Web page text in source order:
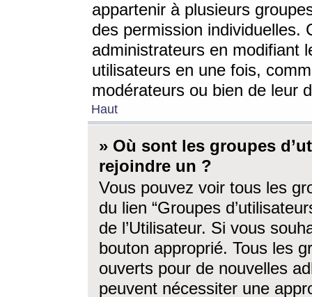
appartenir à plusieurs
des permission individuelles.
administrateurs en modifiant
utilisateurs en une fois,
modérateurs ou bien de leur
Haut
» Où sont les groupes
rejoindre un ?
Vous pouvez voir tous les
du lien “Groupes
de l’Utilisateur. Si vous
bouton approprié. Tous les
ouverts pour de nouvelles
peuvent nécessiter une